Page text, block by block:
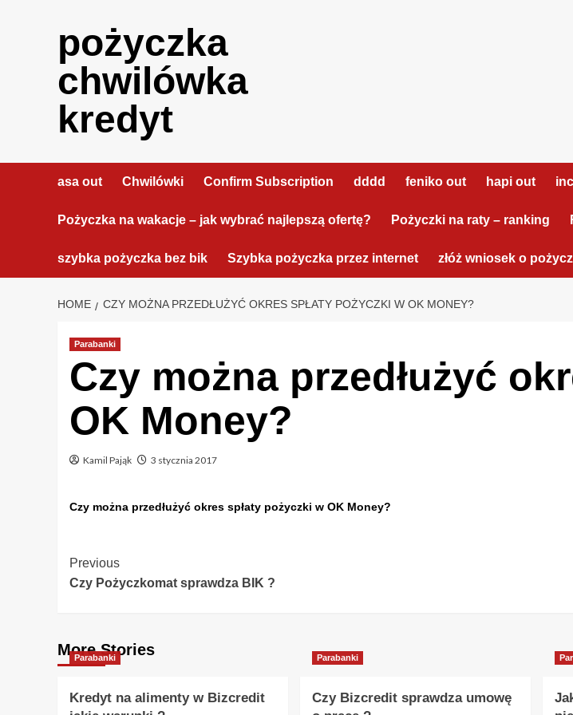
pożyczka
chwilówka
kredyt
asa out Chwilówki Confirm Subscription dddd feniko out hapi out
Pożyczka na wakacje – jak wybrać najlepszą ofertę? Pożyczki na raty – ranking
szybka pożyczka bez bik Szybka pożyczka przez internet złóż wniosek o
HOME CZY MOŻNA PRZEDŁUŻYĆ OKRES SPŁATY POŻYCZKI W OK MONEY?
Parabanki
Czy można przedłużyć
OK Money?
Kamil Pająk 3 stycznia 2017
Czy można przedłużyć okres spłaty pożyczki w OK Money?
Post
Navigation
Previous
Czy Pożyczkomat sprawdza BIK ?
More Stories
Parabanki
Kredyt na alimenty w Bizcredit
Parabanki
Czy Bizcredit sprawdza umowę